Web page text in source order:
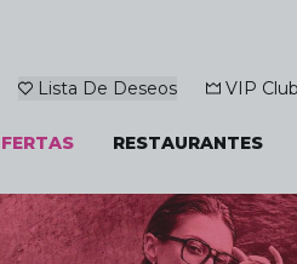
Lista De Deseos VIP Club
RESTAURANTES